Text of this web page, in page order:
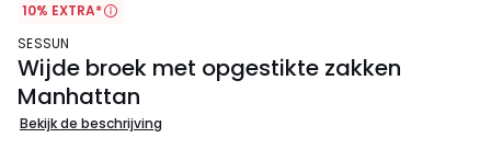
10% EXTRA*
SESSUN
Wijde broek met opgestikte zakken
Manhattan
Bekijk de beschrijving